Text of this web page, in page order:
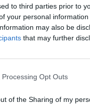
to third parties prior to
your personal
may also be
that may further
Opt Outs
of the Sharing of my